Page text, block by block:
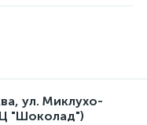
ул. Миклухо-
"Шоколад")